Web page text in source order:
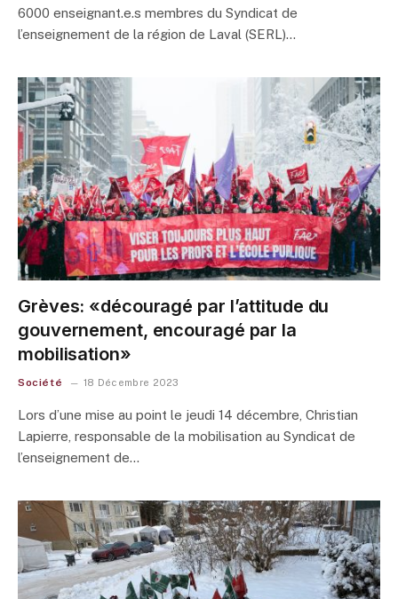
6000 enseignant.e.s membres du Syndicat de
l’enseignement de la région de Laval (SERL)…
Grèves: «découragé par l’attitude du
gouvernement, encouragé par la
mobilisation»
Société 18 Décembre 2023
Lors d’une mise au point le jeudi 14 décembre, Christian
Lapierre, responsable de la mobilisation au Syndicat de
l’enseignement de…